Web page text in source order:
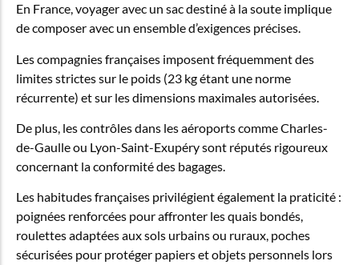
En France, voyager avec un sac destiné à la soute implique
de composer avec un ensemble d’exigences précises.
Les compagnies françaises imposent fréquemment des
limites strictes sur le poids (23 kg étant une norme
récurrente) et sur les dimensions maximales autorisées.
De plus, les contrôles dans les aéroports comme Charles-
de-Gaulle ou Lyon-Saint-Exupéry sont réputés rigoureux
concernant la conformité des bagages.
Les habitudes françaises privilégient également la praticité :
poignées renforcées pour affronter les quais bondés,
roulettes adaptées aux sols urbains ou ruraux, poches
sécurisées pour protéger papiers et objets personnels lors